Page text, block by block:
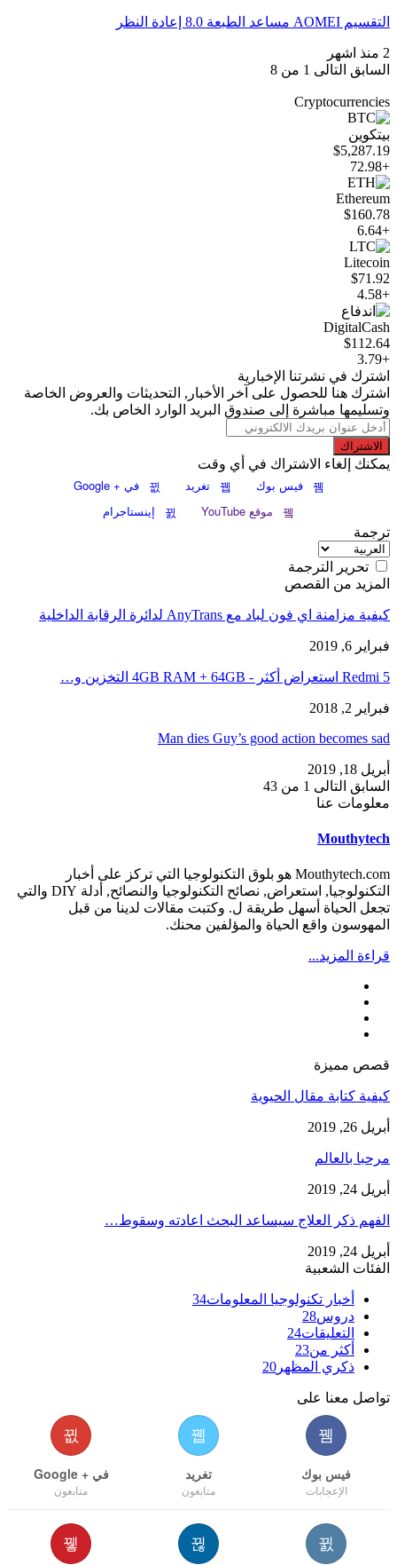
التقسيم AOMEI مساعد الطبعة 8.0 إعادة النظر
2 منذ اشهر
السابق التالى 1 من 8
Cryptocurrencies
بيتكوين
$5,287.19
+72.98
Ethereum
$160.78
+6.64
Litecoin
$71.92
+4.58
DigitalCash
$112.64
+3.79
اشترك في نشرتنا الإخبارية
اشترك هنا للحصول على آخر الأخبار, التحديثات والعروض الخاصة
وتسليمها مباشرة إلى صندوق البريد الوارد الخاص بك.
الاشتراك
يمكنك إلغاء الاشتراك في أي وقت
فيس بوك تغريد
في + Google
موقع YouTube
إينستاجرام
ترجمة
تحرير الترجمة
المزيد من القصص
كيفية مزامنة اي فون لباد مع AnyTrans لدائرة الرقابة الداخلية
فبراير 6, 2019
Redmi 5 استعراض أكثر - 4GB RAM + 64GB التخزين و…
فبراير 2, 2018
Man dies Guy’s good action becomes sad
أبريل 18, 2019
السابق التالى 1 من 43
معلومات عنا
Mouthytech
Mouthytech.com هو بلوق التكنولوجيا التي تركز على أخبار
التكنولوجيا, استعراض, نصائح التكنولوجيا والنصائح, أدلة DIY والتي
تجعل الحياة أسهل طريقة ل. وكتبت مقالات لدينا من قبل
المهوسون واقع الحياة والمؤلفين محنك.
قراءة المزيد...
قصص مميزة
كيفية كتابة مقال الحيوية
أبريل 26, 2019
مرحبا بالعالم
أبريل 24, 2019
الفهم ذكر العلاج سيساعد البحث اعادته وسقوط…
أبريل 24, 2019
الفئات الشعبية
أخبار تكنولوجيا المعلومات34
دروس28
التعليقات24
أكثر من23
ذكري المظهر 20
تواصل معنا على
فيس بوك
الإعجابات
تغريد
متابعون
في + Google
متابعون